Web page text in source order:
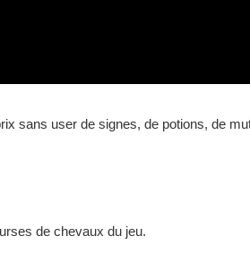
sans user de signes, de potions, de
de chevaux du jeu.